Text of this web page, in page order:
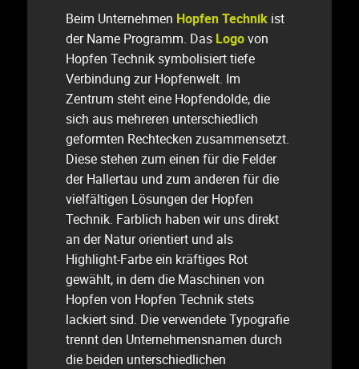
Beim Unternehmen Hopfen Technikist
der Name Programm. Das Logovon
Hopfen Technik symbolisiert tiefe
Verbindung zur Hopfenwelt. Im
Zentrum steht eine Hopfendolde, die
sich aus mehreren unterschiedlich
geformten Rechtecken zusammensetzt.
Diese stehen zum einen für die Felder
der Hallertau und zum anderen für die
vielfältigen Lösungen der Hopfen
Technik. Farblich haben wir uns direkt
an der Natur orientiert und als
Highlight-Farbe ein kräftiges Rot
gewählt, in dem die Maschinen von
Hopfen von Hopfen Technik stets
lackiert sind. Die verwendete Typografie
trennt den Unternehmensnamen durch
die beiden unterschiedlichen